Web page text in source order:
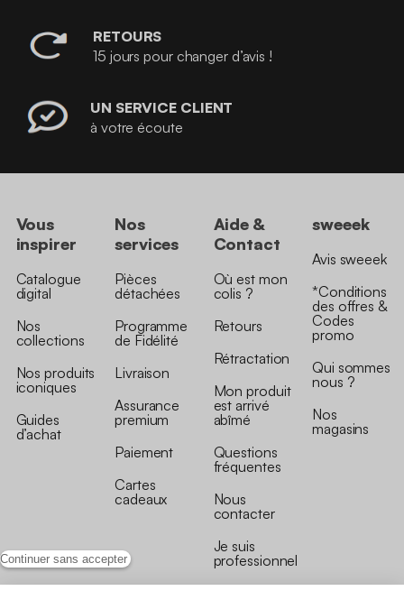
Continuer sans accepter
RETOURS
15 jours pour changer d’avis !
UN SERVICE CLIENT
à votre écoute
Vous
inspirer
Catalogue
digital
Nos
collections
Nos produits
iconiques
Guides
d’achat
Nos
services
Pièces
détachées
Programme
de Fidélité
Livraison
Assurance
premium
Paiement
Cartes
cadeaux
Aide &
Contact
Où est mon
colis ?
Retours
Rétractation
Mon produit
est arrivé
abîmé
Questions
fréquentes
Nous
contacter
Je suis
professionnel
sweeek
Avis sweeek
*Conditions
des offres &
Codes
promo
Qui sommes
nous ?
Nos
magasins